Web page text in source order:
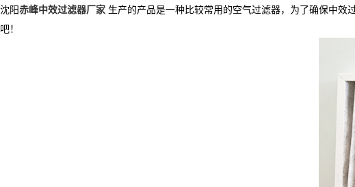
沈阳赤峰中效过滤器厂家 生产的产品是一种比较常用的空气过滤器，为了确保中
吧！